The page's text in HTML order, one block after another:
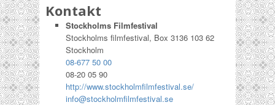
Kontakt
Stockholms Filmfestival
Stockholms filmfestival, Box 3136 103 62
Stockholm
08-677 50 00
08-20 05 90
http://www.stockholmfilmfestival.se/
info@stockholmfilmfestival.se